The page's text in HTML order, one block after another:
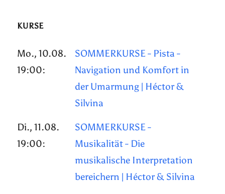
KURSE
Mo., 10.08.
19:00:
SOMMERKURSE - Pista -
Navigation und Komfort in
der Umarmung | Héctor &
Silvina
Di., 11.08.
19:00:
SOMMERKURSE -
Musikalität - Die
musikalische Interpretation
bereichern | Héctor & Silvina